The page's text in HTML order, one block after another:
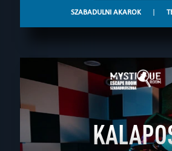
SZABADULNI AKAROK |